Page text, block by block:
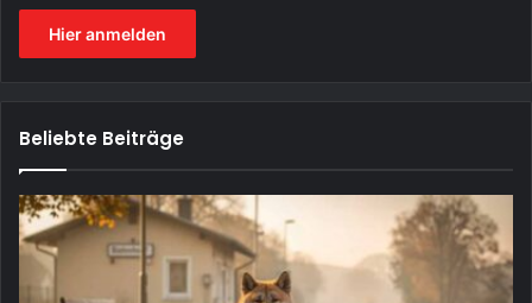
Hier anmelden
Beliebte Beiträge